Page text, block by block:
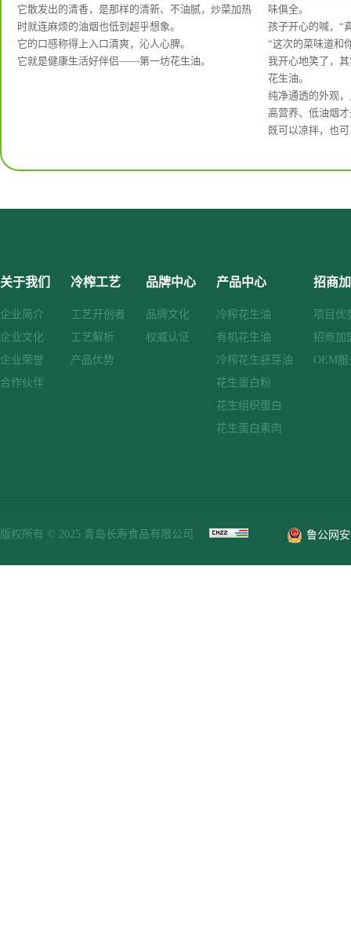
它散发出的清香，是那样的清新、不油腻，炒菜加热
时就连麻烦的油烟也低到超乎想象。
它的口感称得上入口清爽，沁人心脾。
它就是健康生活好伴侣——第一坊花生油。
味俱全。
孩子开心的喊，“
“这次的菜味道和
我开心地笑了，
花生油。
纯净通透的外观
高营养、低油烟
既可以凉拌，也
关于我们
企业简介
企业文化
企业荣誉
合作伙伴
冷榨工艺
工艺开创者
工艺解析
产品优势
品牌中心
品牌文化
权威认证
产品中心
冷榨花生油
有机花生油
冷榨花生胚芽油
花生蛋白粉
花生组织蛋白
花生蛋白素肉
招商
项目优
招商加
OEM服
版权所有 © 2025 青岛长寿食品有限公司 鲁公网安